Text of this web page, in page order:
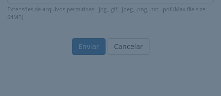
Extensões de arquivos permitidas: .jpg, .gif, .jpeg, .png, .txt, .pdf (Max file size:
64MB)
Cancelar